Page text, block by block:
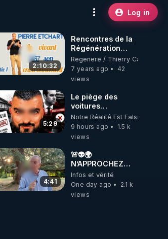
Log in
2:10:32
Rencontres de la
Régénération
2019 : Le vivant
EST son
environnement
Etchart (partie 1)
Regenere / Thierry
7 years ago
42
views
5:29
Le piège des
voitures
électriques se
referme sur les
usagers !
Notre Réalité Est Falsifiée Et
9 hours ago
1.5 k
views
4:41
🚨👽🌍
N’APPROCHEZ
PAS LA TERRE ! 😱
🛸
Infos et vérité
One day ago
2.1 k
views